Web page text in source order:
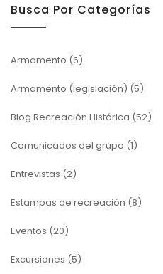
Busca Por Categorías
Armamento (6)
Armamento (legislación) (5)
Blog Recreación Histórica (52)
Comunicados del grupo (1)
Entrevistas (2)
Estampas de recreación (8)
Eventos (20)
Excursiones (5)